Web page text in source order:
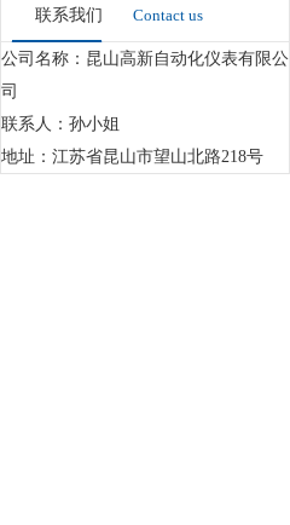
联系我们 Contact us
公司名称：昆山高新自动化仪表有限公
司
联系人：孙小姐
地址：江苏省昆山市望山北路218号